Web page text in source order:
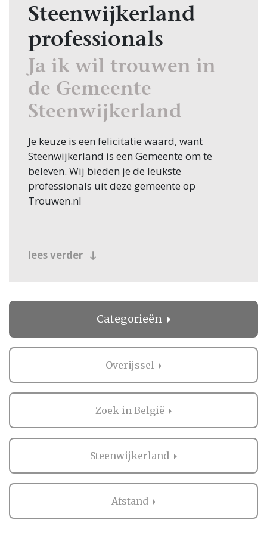
Steenwijkerland
professionals
Ja ik wil trouwen in
de Gemeente
Steenwijkerland
Je keuze is een felicitatie waard, want
Steenwijkerland is een Gemeente om te
beleven. Wij bieden je de leukste
professionals uit deze gemeente op
Trouwen.nl
lees verder
Categorieën
Overijssel
Zoek in België
Steenwijkerland
Afstand